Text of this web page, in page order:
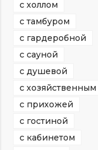
с холлом
с тамбуром
с гардеробной
с сауной
с душевой
с
с прихожей
с гостиной
с кабинетом